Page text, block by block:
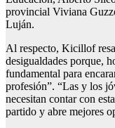
provincial Viviana
Luján.
Al respecto, Kicillof
desigualdades porque,
fundamental para
profesión”. “Las y los
necesitan contar con
partido y abre mejores